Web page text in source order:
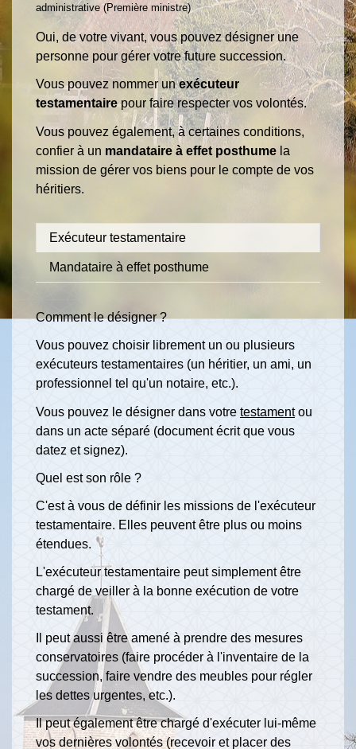
administrative (Première ministre)
Oui, de votre vivant, vous pouvez désigner une
personne pour gérer votre future succession.
Vous pouvez nommer unexécuteur
testamentairepour faire respecter vos volontés.
Vous pouvez également, à certaines conditions,
confier à un mandataire à effet posthume la
mission de gérer vos biens pour le compte de vos
héritiers.
Exécuteur testamentaire
Mandataire à effet posthume
Comment le désigner ?
Vous pouvez choisir librement un ou plusieurs
exécuteurs testamentaires (un héritier, un ami, un
professionnel tel qu'un notaire, etc.).
Vous pouvez le désigner dans votre testamentou
dans un acte séparé (document écrit que vous
datez et signez).
Quel est son rôle ?
C'est à vous de définir les missions de l'exécuteur
testamentaire. Elles peuvent être plus ou moins
étendues.
L'exécuteur testamentaire peut simplement être
chargé de veiller à la bonne exécution de votre
testament.
Il peut aussi être amené à prendre des mesures
conservatoires (faire procéder à l'inventaire de la
succession, faire vendre des meubles pour régler
les dettes urgentes, etc.).
Il peut également être chargé d'exécuter lui-même
vos dernières volontés (recevoir et placer des